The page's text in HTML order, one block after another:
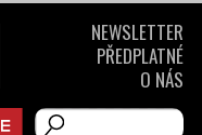
NEWSLETTER
PŘEDPLATNÉ
O NÁS